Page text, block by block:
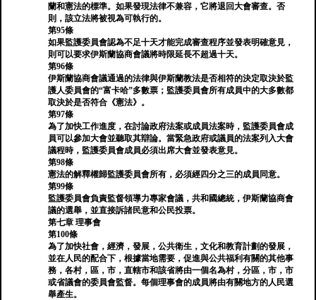
蘭和憲法的標準。如果發現法律不兼容，它將退回大會審查。否
則，該立法將被視為可執行的。
第95條
如果監護委員會認為不足十天才能完成審查程序並發表明確意見，
則可以要求伊斯蘭協商會議將時限延長不超過十天。
第96條
伊斯蘭協商會議通過的法律與伊斯蘭教法是否相符的決定取決於監
護人委員會的“富卡哈”多數票；監護委員會所有成員中的大多數都
取決於是否符合《憲法》。
第97條
為了加快工作進度，在討論政府法案或成員法案時，監護委員會成
員可以參加大會並聽取其辯論。當緊急政府或議員的法案列入大會
議程時，監護委員會成員必須出席大會並發表意見。
第98條
憲法的解釋權歸監護委員會所有，必須經四分之三的成員同意。
第99條
監護委員會負責監督領導力專家會議，共和國總統，伊斯蘭協商會
議的選舉，並直接訴諸民意和公民投票。
第七章 理事會
第100條
為了加快社會，經濟，發展，公共衛生，文化和教育計劃的發展，
並在人民的配合下，根據當地需要，促進與公共福利有關的其他事
務，各村，區，市，直轄市和該省將由一個名為村，分區，市，市
或省議會的委員會監督。每個理事會的成員將由有關地方的人民選
舉產生。